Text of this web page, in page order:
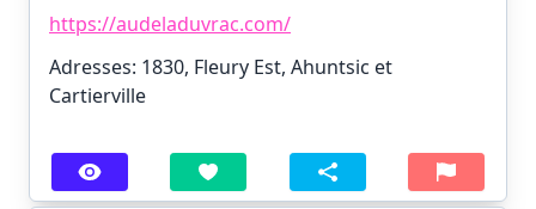
https://audeladuvrac.com/
Adresses: 1830, Fleury Est, Ahuntsic et
Cartierville